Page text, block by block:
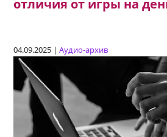
отличия от игры на
04.09.2025 |Аудио-архив